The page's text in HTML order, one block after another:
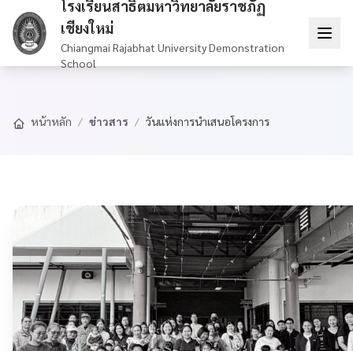
โรงเรียนสาธิตมหาวิทยาลัยราชภัฏ
เชียงใหม่
Chiangmai Rajabhat University Demonstration
School
หน้าหลัก / ข่าวสาร / วันแห่งการนำเสนอโครงการ